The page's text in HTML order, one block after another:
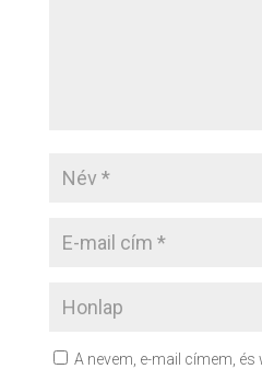
A nevem, e-mail címem,